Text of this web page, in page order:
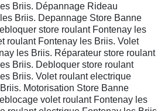
Briis. Dépannage Rideau
Briis. Depannage Store Banne
store roulant Fontenay les
roulant Fontenay les Briis. Volet
les Briis. Réparateur store roulant
Briis. Debloquer store roulant
Briis. Volet roulant electrique
Motorisation Store Banne
volet roulant Fontenay les